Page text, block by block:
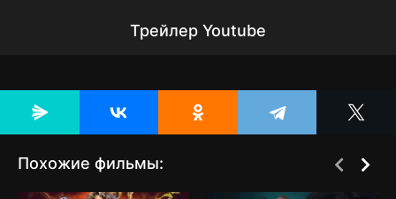
Трейлер Youtube
Похожие фильмы: